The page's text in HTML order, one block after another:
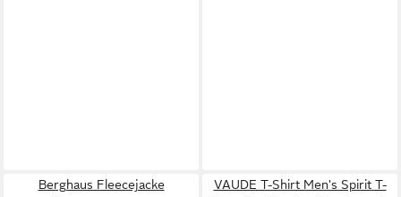
Berghaus Fleecejacke
VAUDE T-Shirt Men's Spirit T-